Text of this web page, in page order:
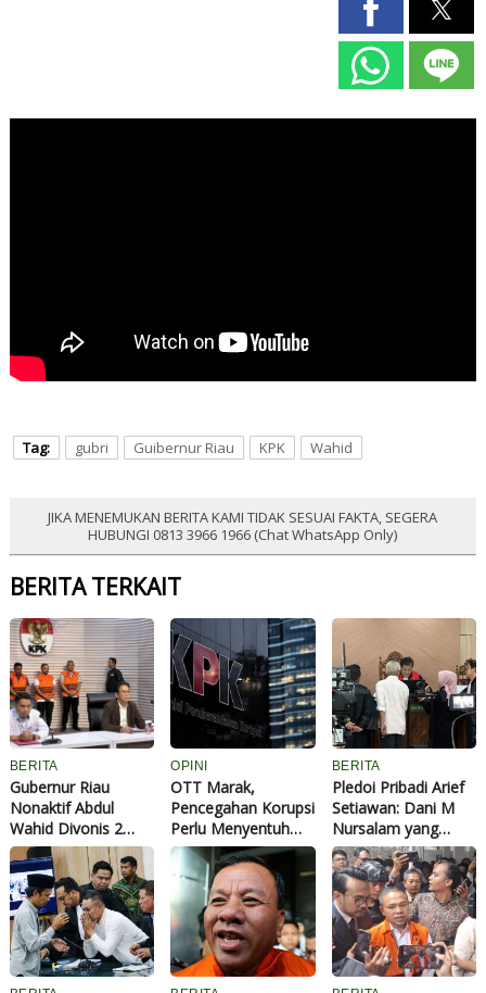
Tag: gubri Guibernur Riau KPK Wahid
JIKA MENEMUKAN BERITA KAMI TIDAK SESUAI FAKTA, SEGERA
HUBUNGI 0813 3966 1966 (Chat WhatsApp Only)
BERITA TERKAIT
BERITA
Gubernur Riau
Nonaktif Abdul
Wahid Divonis 2
Tahun, Hakim
Pertimbangkan Usia
Masih Muda dan
Memiliki
Tanggungan
Keluarga
OPINI
OTT Marak,
Pencegahan Korupsi
Perlu Menyentuh
Akar Masalah
BERITA
Pledoi Pribadi Arief
Setiawan: Dani M
Nursalam yang
Minta Bertemu dan
Meminta Dana
Operasional